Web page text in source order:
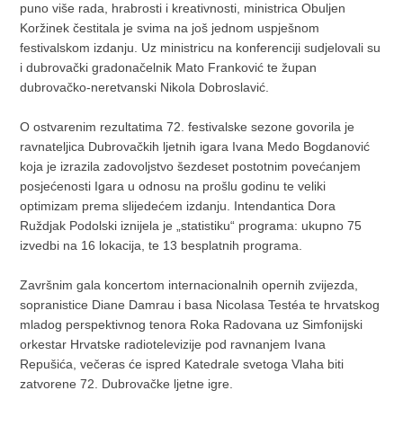
puno više rada, hrabrosti i kreativnosti, ministrica Obuljen
Koržinek čestitala je svima na još jednom uspješnom
festivalskom izdanju. Uz ministricu na konferenciji sudjelovali su
i dubrovački gradonačelnik Mato Franković te župan
dubrovačko-neretvanski Nikola Dobroslavić.
O ostvarenim rezultatima 72. festivalske sezone govorila je
ravnateljica Dubrovačkih ljetnih igara Ivana Medo Bogdanović
koja je izrazila zadovoljstvo šezdeset postotnim povećanjem
posjećenosti Igara u odnosu na prošlu godinu te veliki
optimizam prema slijedećem izdanju. Intendantica Dora
Ruždjak Podolski iznijela je „statistiku“ programa: ukupno 75
izvedbi na 16 lokacija, te 13 besplatnih programa.
Završnim gala koncertom internacionalnih opernih zvijezda,
sopranistice Diane Damrau i basa Nicolasa Testéa te hrvatskog
mladog perspektivnog tenora Roka Radovana uz Simfonijski
orkestar Hrvatske radiotelevizije pod ravnanjem Ivana
Repušića, večeras će ispred Katedrale svetoga Vlaha biti
zatvorene 72. Dubrovačke ljetne igre.